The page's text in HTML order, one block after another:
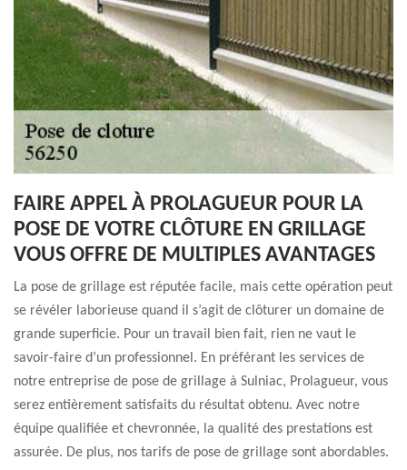
FAIRE APPEL À PROLAGUEUR POUR LA
POSE DE VOTRE CLÔTURE EN GRILLAGE
VOUS OFFRE DE MULTIPLES AVANTAGES
La pose de grillage est réputée facile, mais cette opération peut
se révéler laborieuse quand il s’agit de clôturer un domaine de
grande superficie. Pour un travail bien fait, rien ne vaut le
savoir-faire d’un professionnel. En préférant les services de
notre entreprise de pose de grillage à Sulniac, Prolagueur, vous
serez entièrement satisfaits du résultat obtenu. Avec notre
équipe qualifiée et chevronnée, la qualité des prestations est
assurée. De plus, nos tarifs de pose de grillage sont abordables.